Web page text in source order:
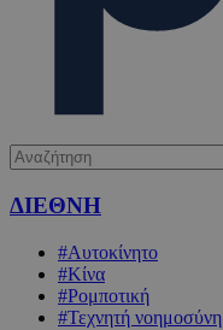
ΔΙΕΘΝΗ
#Αυτοκίνητο
#Κίνα
#Ρομποτική
#Τεχνητή νοημοσύνη